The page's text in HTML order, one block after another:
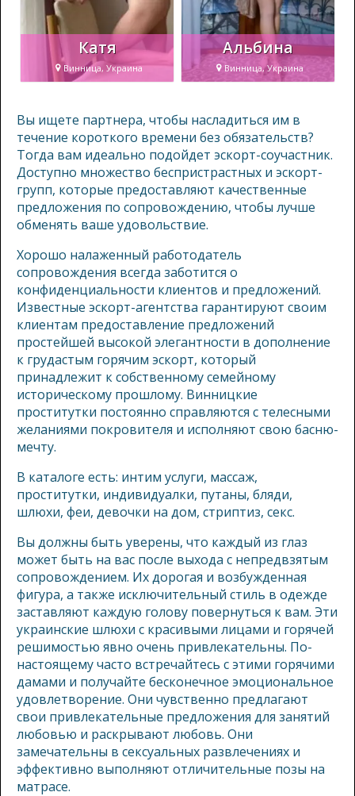
Катя
Винница, Украина
Альбина
Винница, Украина
Вы ищете партнера, чтобы насладиться им в
течение короткого времени без обязательств?
Тогда вам идеально подойдет эскорт-соучастник.
Доступно множество беспристрастных и эскорт-
групп, которые предоставляют качественные
предложения по сопровождению, чтобы лучше
обменять ваше удовольствие.
Хорошо налаженный работодатель
сопровождения всегда заботится о
конфиденциальности клиентов и предложений.
Известные эскорт-агентства гарантируют своим
клиентам предоставление предложений
простейшей высокой элегантности в дополнение
к грудастым горячим эскорт, который
принадлежит к собственному семейному
историческому прошлому. Винницкие
проститутки постоянно справляются с телесными
желаниями покровителя и исполняют свою басню-
мечту.
В каталоге есть: интим услуги, массаж,
проститутки, индивидуалки, путаны, бляди,
шлюхи, феи, девочки на дом, стриптиз, секс.
Вы должны быть уверены, что каждый из глаз
может быть на вас после выхода с непредвзятым
сопровождением. Их дорогая и возбужденная
фигура, а также исключительный стиль в одежде
заставляют каждую голову повернуться к вам. Эти
украинские шлюхи с красивыми лицами и горячей
решимостью явно очень привлекательны. По-
настоящему часто встречайтесь с этими горячими
дамами и получайте бесконечное эмоциональное
удовлетворение. Они чувственно предлагают
свои привлекательные предложения для занятий
любовью и раскрывают любовь. Они
замечательны в сексуальных развлечениях и
эффективно выполняют отличительные позы на
матрасе.